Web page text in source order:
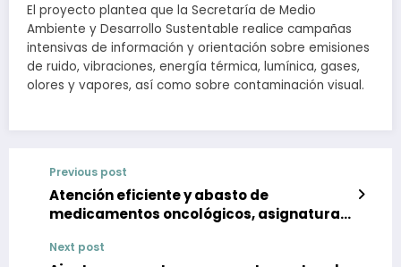
El proyecto plantea que la Secretaría de Medio
Ambiente y Desarrollo Sustentable realice campañas
intensivas de información y orientación sobre emisiones
de ruido, vibraciones, energía térmica, lumínica, gases,
olores y vapores, así como sobre contaminación visual.
Previous post
Atención eficiente y abasto de
medicamentos oncológicos, asignatura
Next post